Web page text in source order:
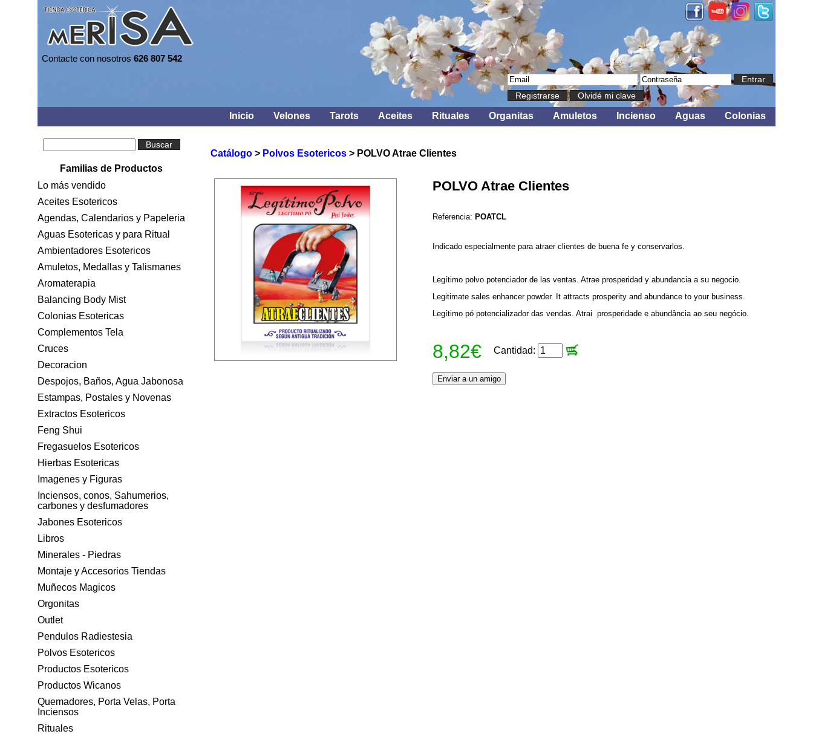
Contacte con nosotros 626 807 542
Entrar
Registrarse
Olvidé mi clave
Inicio Velones Tarots Aceites Rituales Organitas Amuletos Incienso Aguas Colonias
Buscar
Familias de Productos
Lo más vendido
Aceites Esotericos
Agendas, Calendarios y Papeleria
Aguas Esotericas y para Ritual
Ambientadores Esotericos
Amuletos, Medallas y Talismanes
Aromaterapia
Balancing Body Mist
Colonias Esotericas
Complementos Tela
Cruces
Decoracion
Despojos, Baños, Agua Jabonosa
Estampas, Postales y Novenas
Extractos Esotericos
Feng Shui
Fregasuelos Esotericos
Hierbas Esotericas
Imagenes y Figuras
Inciensos, conos, Sahumerios,
carbones y desfumadores
Jabones Esotericos
Libros
Minerales - Piedras
Montaje y Accesorios Tiendas
Muñecos Magicos
Orgonitas
Outlet
Pendulos Radiestesia
Polvos Esotericos
Productos Esotericos
Productos Wicanos
Quemadores, Porta Velas, Porta
Inciensos
Rituales
Catálogo > Polvos Esotericos > POLVO Atrae Clientes
POLVO Atrae Clientes
Referencia: POATCL
Indicado especialmente para atraer clientes de buena fe y conservarlos.
Legítimo polvo potenciador de las ventas. Atrae prosperidad y abundancia a su negocio.
Legitimate sales enhancer powder. It attracts prosperity and abundance to your business.
Legítimo pó potencializador das vendas. Atrai prosperidade e abundância ao seu negócio.
8,82€ Cantidad: